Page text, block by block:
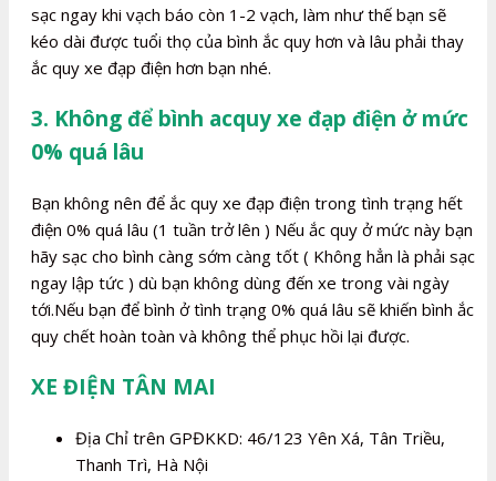
sạc ngay khi vạch báo còn 1-2 vạch, làm như thế bạn sẽ
kéo dài được tuổi thọ của bình ắc quy hơn và lâu phải thay
ắc quy xe đạp điện hơn bạn nhé.
3. Không để bình acquy xe đạp điện ở mức
0% quá lâu
Bạn không nên để ắc quy xe đạp điện trong tình trạng hết
điện 0% quá lâu (1 tuần trở lên ) Nếu ắc quy ở mức này bạn
hãy sạc cho bình càng sớm càng tốt ( Không hẳn là phải sạc
ngay lập tức ) dù bạn không dùng đến xe trong vài ngày
tới.Nếu bạn để bình ở tình trạng 0% quá lâu sẽ khiến bình ắc
quy chết hoàn toàn và không thể phục hồi lại được.
XE ĐIỆN TÂN MAI
Địa Chỉ trên GPĐKKD: 46/123 Yên Xá, Tân Triều,
Thanh Trì, Hà Nội